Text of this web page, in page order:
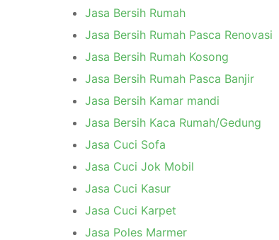
Jasa Bersih Rumah
Jasa Bersih Rumah Pasca Renovasi
Jasa Bersih Rumah Kosong
Jasa Bersih Rumah Pasca Banjir
Jasa Bersih Kamar mandi
Jasa Bersih Kaca Rumah/Gedung
Jasa Cuci Sofa
Jasa Cuci Jok Mobil
Jasa Cuci Kasur
Jasa Cuci Karpet
Jasa Poles Marmer